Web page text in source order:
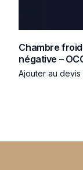
Chambre
négative –
Ajouter au devis